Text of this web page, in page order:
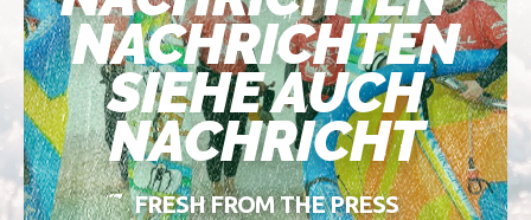
NACHRICHTEN
SIEHE AUCH
NACHRICHT
FRESH FROM THE PRESS